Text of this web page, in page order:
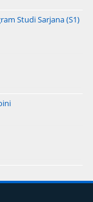
Studi Sarjana (S1)